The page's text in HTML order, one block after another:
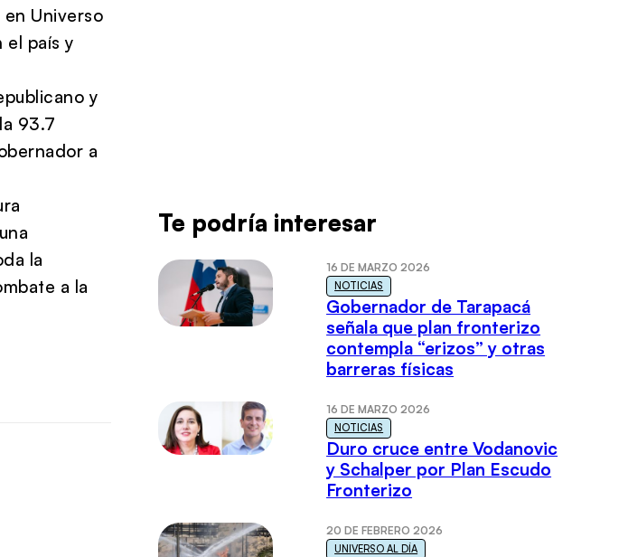
Universo
el país y
y
93.7
a
la
a la
Te podría interesar
16 DE MARZO 2026
NOTICIAS
Gobernador de Tarapacá
señala que plan fronterizo
contempla “erizos” y otras
barreras físicas
16 DE MARZO 2026
NOTICIAS
Duro cruce entre Vodanovic
y Schalper por Plan Escudo
Fronterizo
20 DE FEBRERO 2026
UNIVERSO AL DÍA